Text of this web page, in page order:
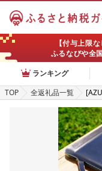
【付与上限
ふるなびや全
ランキング
TOP
全返礼品一覧
厚さ